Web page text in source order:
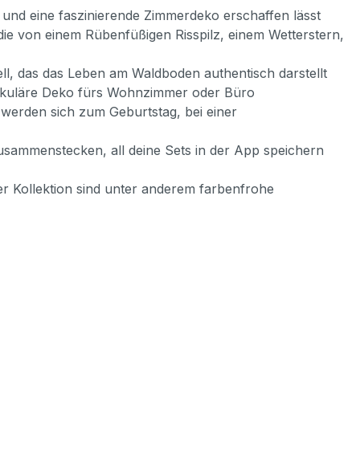
eine faszinierende Zimmerdeko erschaffen lässt
von einem Rübenfüßigen Risspilz, einem Wetterstern,
das das Leben am Waldboden authentisch darstellt
Deko fürs Wohnzimmer oder Büro
sich zum Geburtstag, bei einer
all deine Sets in der App speichern
Kollektion sind unter anderem farbenfrohe